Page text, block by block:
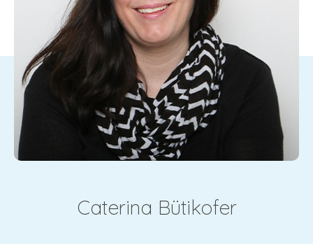
Caterina Bütikofer